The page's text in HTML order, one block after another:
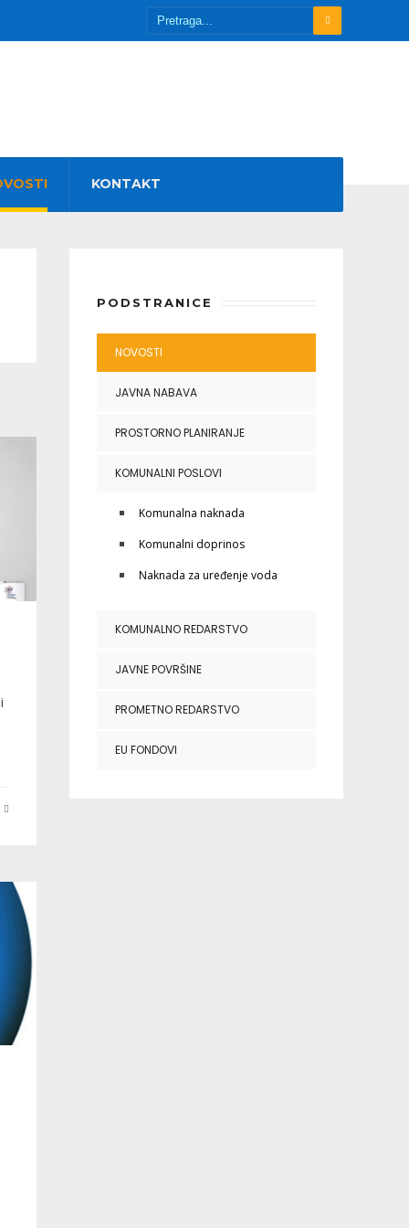
KONTAKT
PODSTRANICE
NOVOSTI
JAVNA NABAVA
PROSTORNO PLANIRANJE
KOMUNALNI POSLOVI
Komunalna naknada
Komunalni doprinos
Naknada za uređenje voda
KOMUNALNO REDARSTVO
JAVNE POVRŠINE
PROMETNO REDARSTVO
EU FONDOVI